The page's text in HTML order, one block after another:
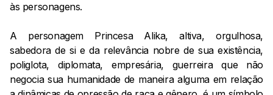
às personagens.
A personagem Princesa Alika, altiva, orgulhosa,
sabedora de si e da relevância nobre de sua existência,
poliglota, diplomata, empresária, guerreira que não
negocia sua humanidade de maneira alguma em relação